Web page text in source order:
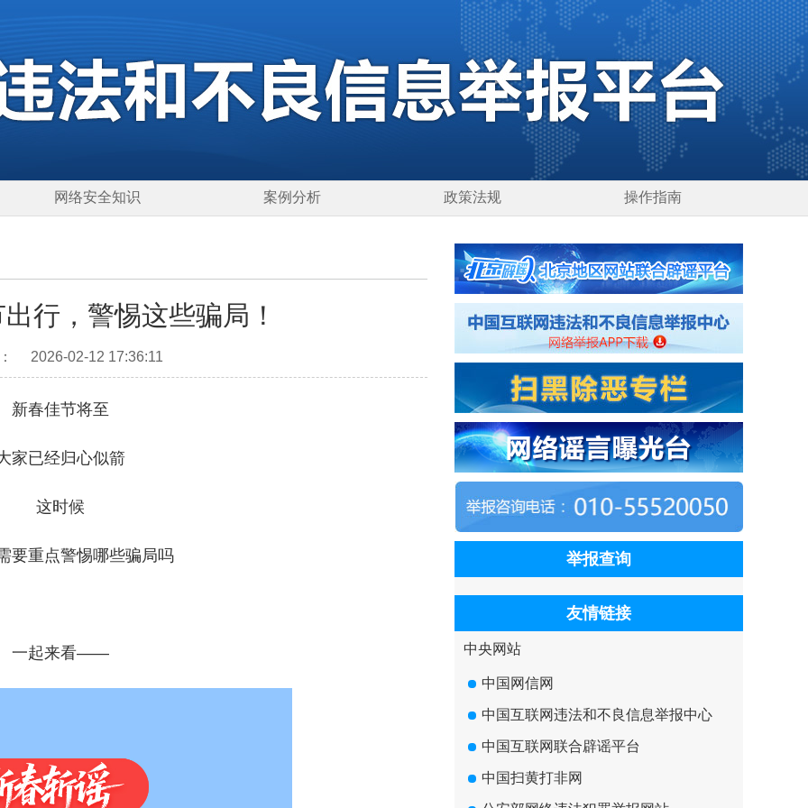
网络安全知识 案例分析 政策法规 操作指南
行，警惕这些骗局！
2026-02-12 17:36:11
新春佳节将至
家已经归心似箭
这时候
要重点警惕哪些骗局吗
一起来看——
举报查询
友情链接
中央网站
中国网信网
中国互联网违法和不良信息举报中心
中国互联网联合辟谣平台
中国扫黄打非网